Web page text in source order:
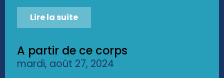
Lire la suite
A partir de ce corps
mardi, août 27, 2024